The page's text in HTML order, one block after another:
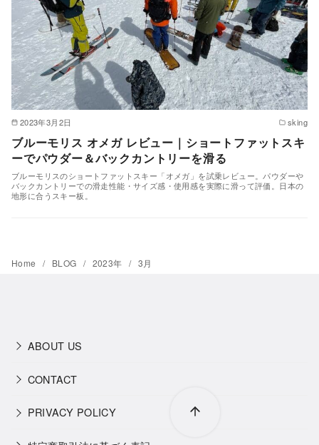
2023年3月2日 sking
ブルーモリス オメガ レビュー｜ショートファットスキ
ーでパウダー＆バックカントリーを滑る
ブルーモリスのショートファットスキー「オメガ」を試乗レビュー。パウダーや
バックカントリーでの滑走性能・サイズ感・使用感を実際に滑って評価。日本の
地形に合うスキー板。
Home BLOG 2023年 3月
ABOUT US
CONTACT
PRIVACY POLICY